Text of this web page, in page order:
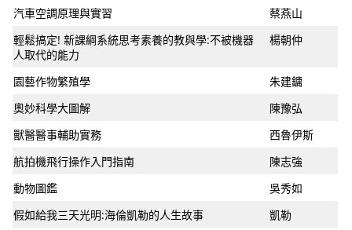
汽車空調原理與實習
蔡燕山
輕鬆搞定! 新課綱系統思考素養的教與學:不被機器
人取代的能力
楊朝仲
園藝作物繁殖學
朱建鏞
奧妙科學大圖解
陳豫弘
獸醫醫事輔助實務
西魯伊斯
航拍機飛行操作入門指南
陳志強
動物圖鑑
吳秀如
假如給我三天光明:海倫凱勒的人生故事
凱勒